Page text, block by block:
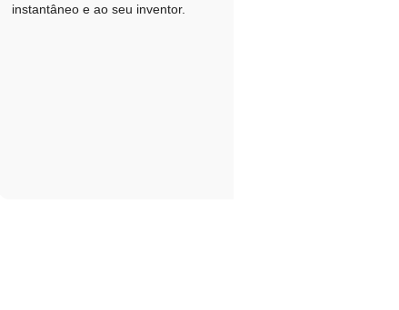
instantâneo e ao seu inventor.